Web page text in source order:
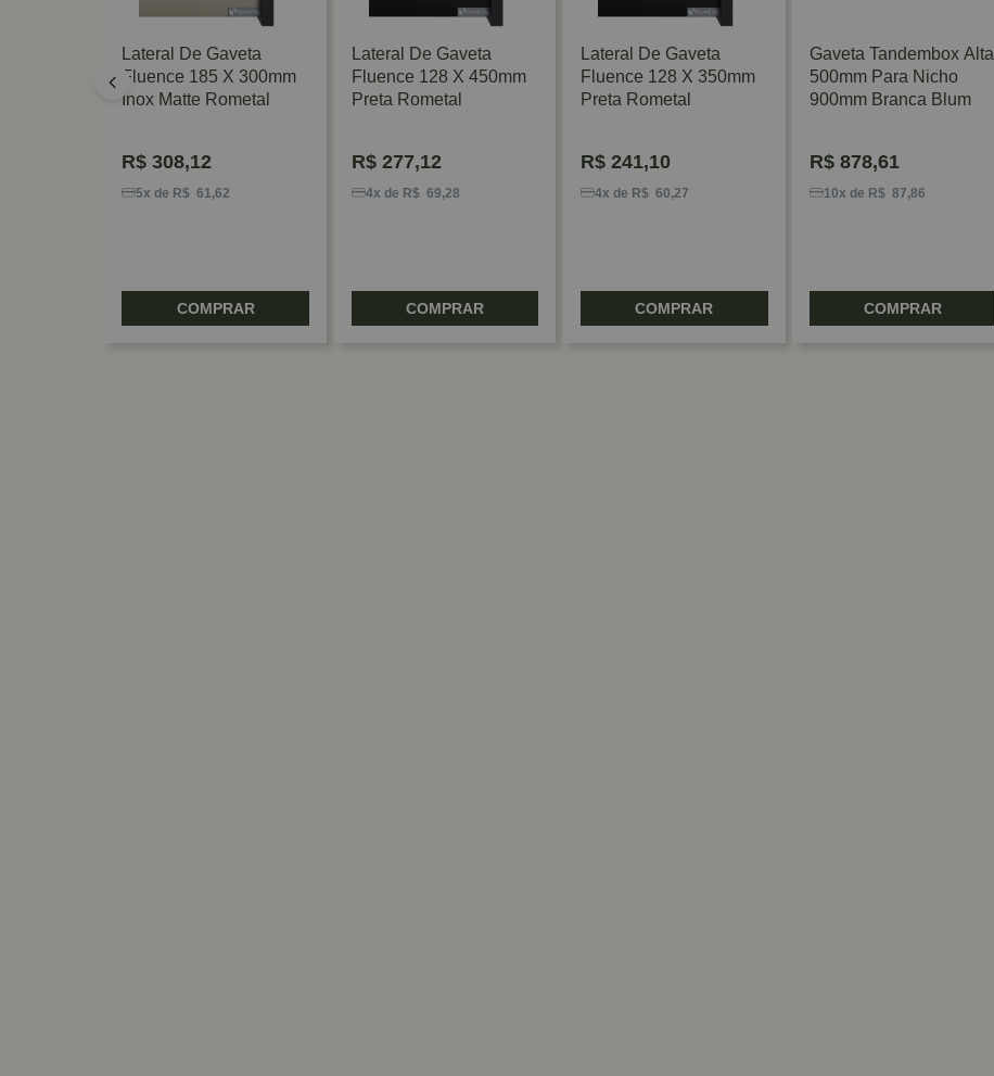
Lateral De Gaveta
Fluence 185 X 300mm
Inox Matte Rometal
R$ 308,12
5x de R$ 61,62
COMPRAR
Lateral De Gaveta
Fluence 128 X 450mm
Preta Rometal
R$277,12
4x de R$ 69,28
COMPRAR
Lateral De Gaveta
Fluence 128 X 350mm
Preta Rometal
R$241,10
4x de R$ 60,27
COMPRAR
Gaveta Tandembox Alta
500mm Para Nicho
900mm Branca Blum
R$878,61
10x de R$ 87,86
COMPRAR